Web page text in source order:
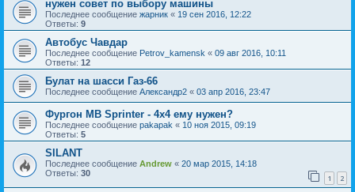
нужен совет по выбору машины
Последнее сообщение жарник « 19 сен 2016, 12:22
Ответы: 9
Автобус Чавдар
Последнее сообщение Petrov_kamensk « 09 авг 2016, 10:11
Ответы: 12
Булат на шасси Газ-66
Последнее сообщение Александр2 « 03 апр 2016, 23:47
Фургон MB Sprinter - 4x4 ему нужен?
Последнее сообщение pakapak « 10 ноя 2015, 09:19
Ответы: 5
SILANT
Последнее сообщение Andrew « 20 мар 2015, 14:18
Ответы: 30 1 2